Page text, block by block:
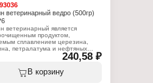
ветеринарный ведро (500гр)
ветеринарный является
продуктом,
сплавлением церезина,
петралатума и нефтяных
Препарат представляет собой
мазь без комков от белого
коричневого цвета. Вазелин
оказывает смягчающее
240,58 ₽
В корзину